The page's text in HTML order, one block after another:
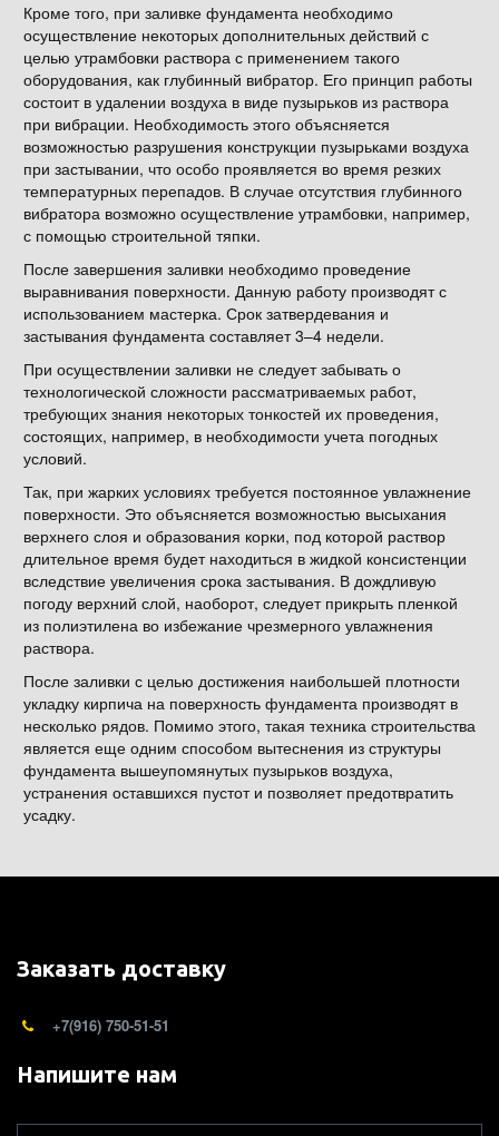
Кроме того, при заливке фундамента необходимо
осуществление некоторых дополнительных действий с
целью утрамбовки раствора с применением такого
оборудования, как глубинный вибратор. Его принцип работы
состоит в удалении воздуха в виде пузырьков из раствора
при вибрации. Необходимость этого объясняется
возможностью разрушения конструкции пузырьками воздуха
при застывании, что особо проявляется во время резких
температурных перепадов. В случае отсутствия глубинного
вибратора возможно осуществление утрамбовки, например,
с помощью строительной тяпки.
После завершения заливки необходимо проведение
выравнивания поверхности. Данную работу производят с
использованием мастерка. Срок затвердевания и
застывания фундамента составляет 3–4 недели.
При осуществлении заливки не следует забывать о
технологической сложности рассматриваемых работ,
требующих знания некоторых тонкостей их проведения,
состоящих, например, в необходимости учета погодных
условий.
Так, при жарких условиях требуется постоянное увлажнение
поверхности. Это объясняется возможностью высыхания
верхнего слоя и образования корки, под которой раствор
длительное время будет находиться в жидкой консистенции
вследствие увеличения срока застывания. В дождливую
погоду верхний слой, наоборот, следует прикрыть пленкой
из полиэтилена во избежание чрезмерного увлажнения
раствора.
После заливки с целью достижения наибольшей плотности
укладку кирпича на поверхность фундамента производят в
несколько рядов. Помимо этого, такая техника строительства
является еще одним способом вытеснения из структуры
фундамента вышеупомянутых пузырьков воздуха,
устранения оставшихся пустот и позволяет предотвратить
усадку.
Заказать доставку
+7(916) 750-51-51
Напишите нам